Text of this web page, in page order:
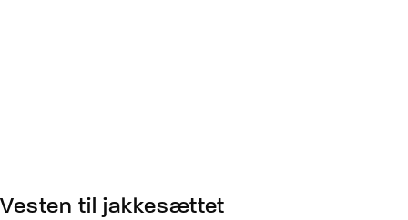
Vesten til jakkesættet